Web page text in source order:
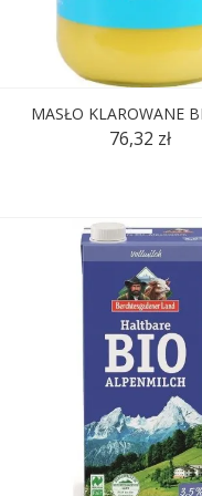
MASŁO KLAROWANE
76,32 zł